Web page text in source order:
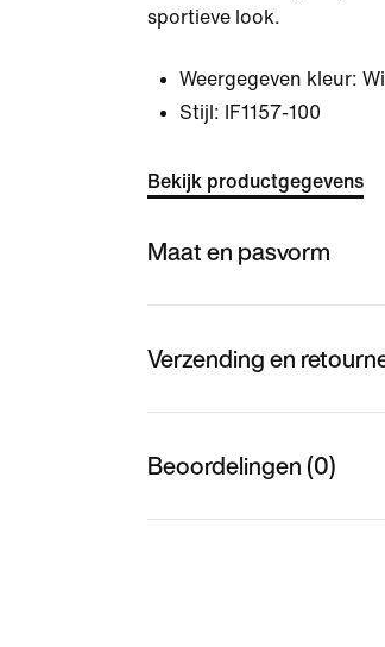
sportieve look.
Weergegeven kleur:
Stijl:
IF1157-100
Bekijk productgegevens
Maat en pasvorm
Verzending en
Beoordelingen (0)